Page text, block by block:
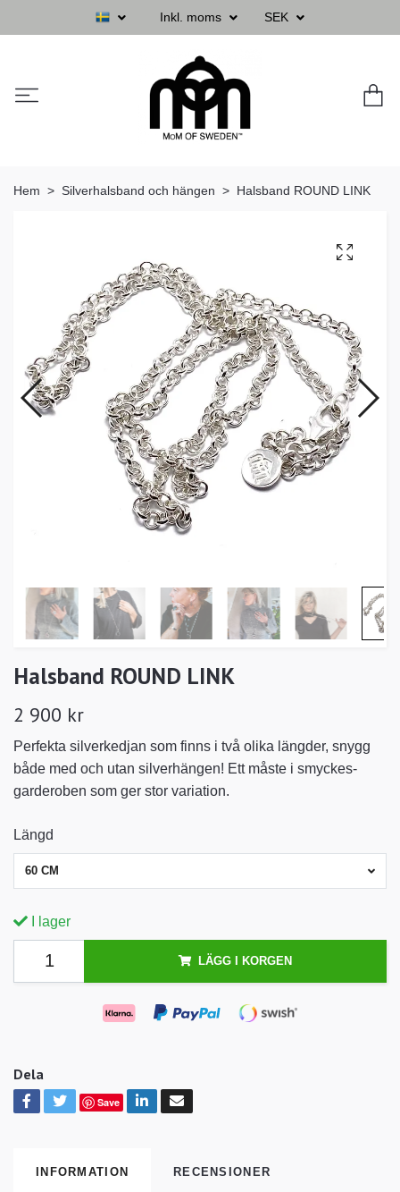
Inkl. moms SEK
Hem Silverhalsband och hängen Halsband ROUND LINK
Halsband ROUND LINK
2 900 kr
Perfekta silverkedjan som finns i två olika längder, snygg
både med och utan silverhängen! Ett måste i smyckes-
garderoben som ger stor variation.
Längd
60 CM
I lager
LÄGG I KORGEN
Dela
Save
INFORMATION RECENSIONER